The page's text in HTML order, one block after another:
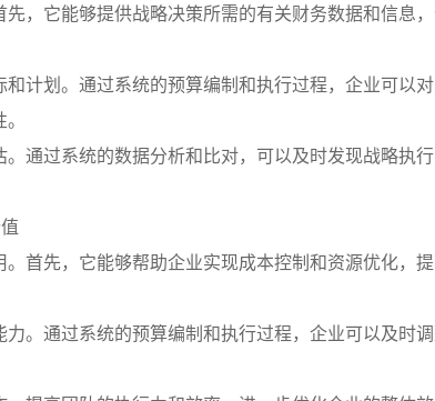
，它能够提供战略决策所需的有关财务数据和信息
计划。通过系统的预算编制和执行过程，企业可以
通过系统的数据分析和比对，可以及时发现战略执
首先，它能够帮助企业实现成本控制和资源优化，
。通过系统的预算编制和执行过程，企业可以及时